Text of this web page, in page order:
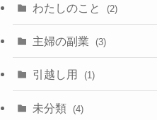
わたしのこと (2)
主婦の副業 (3)
引越し用 (1)
未分類 (4)